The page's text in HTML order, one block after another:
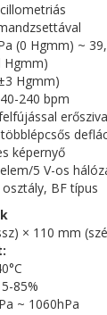
(0 Hgmm) ~
Hgmm)
Hgmm)
240 bpm
képernyő
5 V-os
BF típus
× 110 mm
85%
~ 1060hPa